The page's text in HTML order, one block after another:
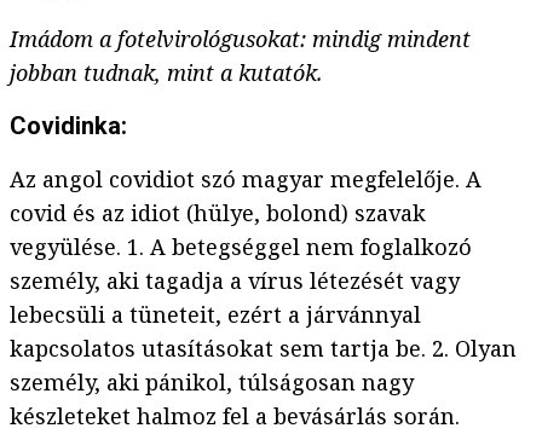
Imádom a fotelvirológusokat: mindig mindent
jobban tudnak, mint a kutatók.
Covidinka:
Az angol covidiot szó magyar megfelelője. A
covid és az idiot (hülye, bolond) szavak
vegyülése. 1. A betegséggel nem foglalkozó
személy, aki tagadja a vírus létezését vagy
lebecsüli a tüneteit, ezért a járvánnyal
kapcsolatos utasításokat sem tartja be. 2. Olyan
személy, aki pánikol, túlságosan nagy
készleteket halmoz fel a bevásárlás során.